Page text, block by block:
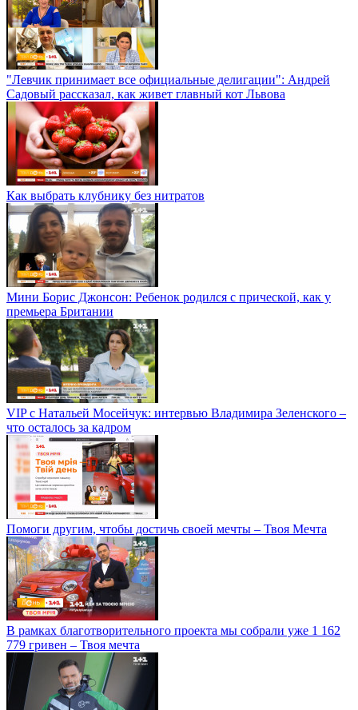
"Левчик принимает все официальные делигации": Андрей
Садовый рассказал, как живет главный кот Львова
Как выбрать клубнику без нитратов
Мини Борис Джонсон: Ребенок родился с прической, как у
премьера Британии
VIP с Натальей Мосейчук: интервью Владимира Зеленского –
что осталось за кадром
Помоги другим, чтобы достичь своей мечты – Твоя Мечта
В рамках благотворительного проекта мы собрали уже 1 162
779 гривен – Твоя мечта